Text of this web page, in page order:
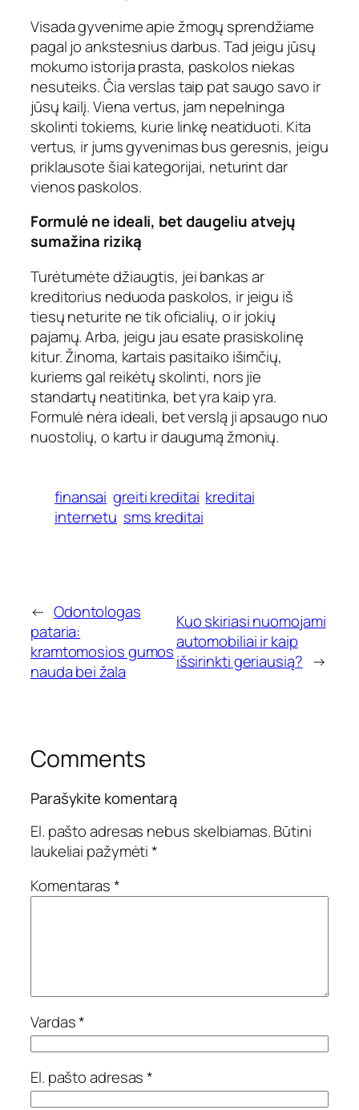
Visada gyvenime apie žmogų sprendžiame
pagal jo ankstesnius darbus. Tad jeigu jūsų
mokumo istorija prasta, paskolos niekas
nesuteiks. Čia verslas taip pat saugo savo ir
jūsų kailį. Viena vertus, jam nepelninga
skolinti tokiems, kurie linkę neatiduoti. Kita
vertus, ir jums gyvenimas bus geresnis, jeigu
priklausote šiai kategorijai, neturint dar
vienos paskolos.
Formulė ne ideali, bet daugeliu atvejų
sumažina riziką
Turėtumėte džiaugtis, jei bankas ar
kreditorius neduoda paskolos, ir jeigu iš
tiesų neturite ne tik oficialių, o ir jokių
pajamų. Arba, jeigu jau esate prasiskolinę
kitur. Žinoma, kartais pasitaiko išimčių,
kuriems gal reikėtų skolinti, nors jie
standartų neatitinka, bet yra kaip yra.
Formulė nėra ideali, bet verslą ji apsaugo nuo
nuostolių, o kartu ir daugumą žmonių.
finansai greiti kreditai kreditai
internetu sms kreditai
← Odontologas
pataria:
kramtomosios gumos
nauda bei žala
Kuo skiriasi nuomojami
automobiliai ir kaip
išsirinkti geriausią? →
Comments
Parašykite komentarą
El. pašto adresas nebus skelbiamas.Būtini
laukeliai pažymėti*
Komentaras*
Vardas*
El. pašto adresas*